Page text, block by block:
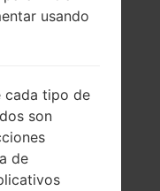
2002
usando
cada tipo de
son
de